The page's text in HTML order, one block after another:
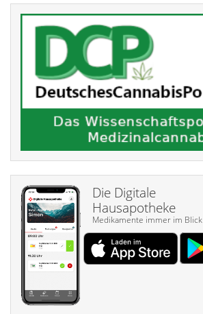
Die Digitale
Hausapotheke
Medikamente immer im Blick